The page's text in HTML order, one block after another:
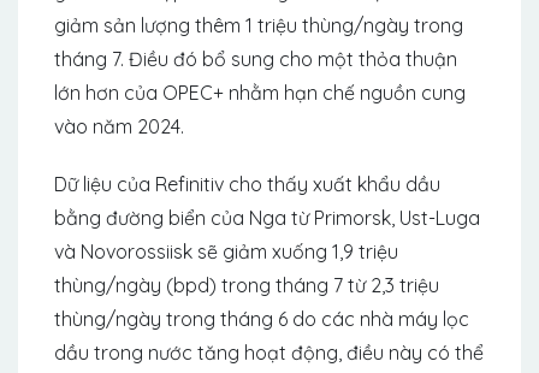
giảm sản lượng thêm 1 triệu thùng/ngày trong
tháng 7. Điều đó bổ sung cho một thỏa thuận
lớn hơn của OPEC+ nhằm hạn chế nguồn cung
vào năm 2024.
Dữ liệu của Refinitiv cho thấy xuất khẩu dầu
bằng đường biển của Nga từ Primorsk, Ust-Luga
và Novorossiisk sẽ giảm xuống 1,9 triệu
thùng/ngày (bpd) trong tháng 7 từ 2,3 triệu
thùng/ngày trong tháng 6 do các nhà máy lọc
dầu trong nước tăng hoạt động, điều này có thể